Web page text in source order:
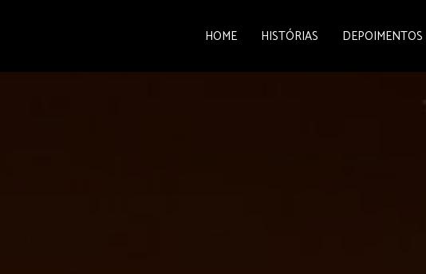
HOME HISTÓRIAS DEPOIMENTOS